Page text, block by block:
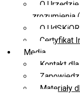
O
zrozumienia
O
Certyfikat
Media
Kontakt
Materiały